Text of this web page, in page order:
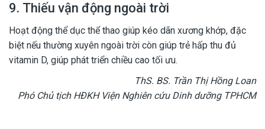
9. Thiếu vận động ngoài trời
Hoạt động thể dục thể thao giúp kéo dãn xương khớp, đặc
biệt nếu thường xuyên ngoài trời còn giúp trẻ hấp thu đủ
vitamin D, giúp phát triển chiều cao tối ưu.
ThS. BS. Trần Thị Hồng Loan
Phó Chủ tịch HĐKH Viện Nghiên cứu Dinh dưỡng TPHCM